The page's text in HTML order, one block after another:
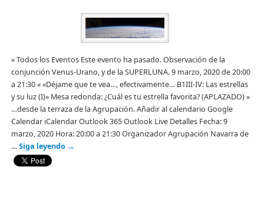
« Todos los Eventos Este evento ha pasado. Observación de la
conjunción Venus-Urano, y de la SUPERLUNA. 9 marzo, 2020 de 20:00
a 21:30 « «Déjame que te vea…, efectivamente… B1III-IV: Las estrellas
y su luz (I)» Mesa redonda: ¿Cuál es tu estrella favorita? (APLAZADO) »
…desde la terraza de la Agrupación. Añadir al calendario Google
Calendar iCalendar Outlook 365 Outlook Live Detalles Fecha: 9
marzo, 2020 Hora: 20:00 a 21:30 Organizador Agrupación Navarra de
… Siga leyendo →